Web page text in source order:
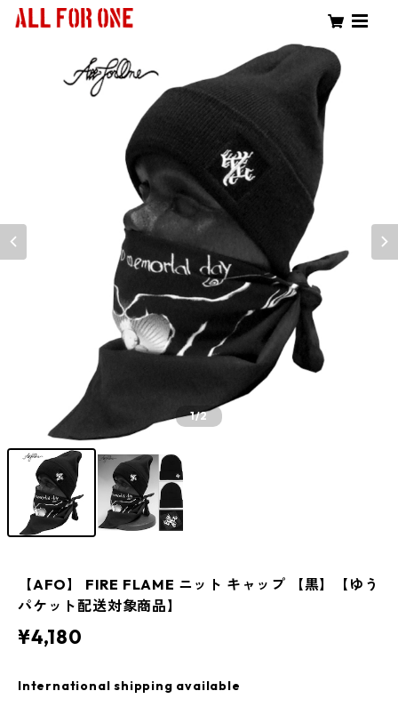
1/2
【AFO】 FIRE FLAME ニット キャップ 【黒】【ゆう
パケット配送対象商品】
¥4,180
International shipping available